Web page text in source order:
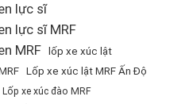
lực sĩ
lực sĩ MRF
MRF
lốp xe xúc lật
Lốp xe xúc lật MRF Ấn Độ
Lốp xe xúc đào MRF